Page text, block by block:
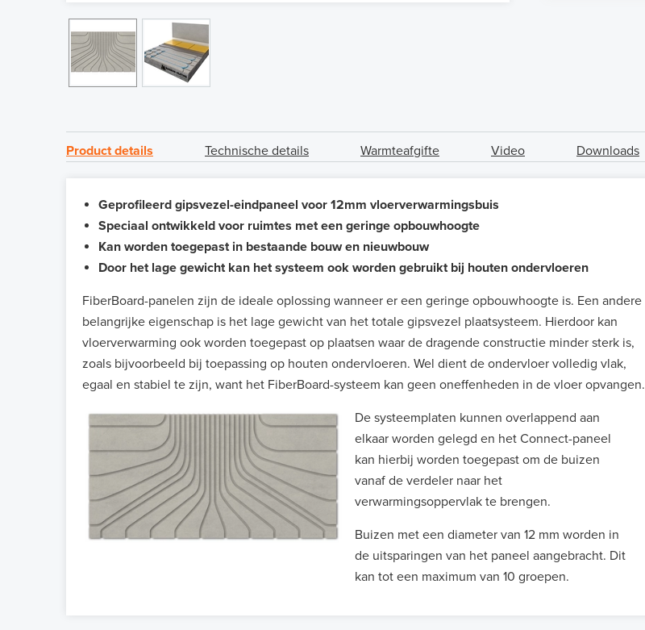
Product details Technische details Warmteafgifte Video Downloads
Geprofileerd gipsvezel-eindpaneel voor 12mm vloerverwarmingsbuis
Speciaal ontwikkeld voor ruimtes met een geringe opbouwhoogte
Kan worden toegepast in bestaande bouw en nieuwbouw
Door het lage gewicht kan het systeem ook worden gebruikt bij houten ondervloeren
FiberBoard-panelen zijn de ideale oplossing wanneer er een geringe opbouwhoogte is. Een andere
belangrijke eigenschap is het lage gewicht van het totale gipsvezel plaatsysteem. Hierdoor kan
vloerverwarming ook worden toegepast op plaatsen waar de dragende constructie minder sterk is,
zoals bijvoorbeeld bij toepassing op houten ondervloeren. Wel dient de ondervloer volledig vlak,
egaal en stabiel te zijn, want het FiberBoard-systeem kan geen oneffenheden in de vloer opvangen.
De systeemplaten kunnen overlappend aan
elkaar worden gelegd en het Connect-paneel
kan hierbij worden toegepast om de buizen
vanaf de verdeler naar het
verwarmingsoppervlak te brengen.
Buizen met een diameter van 12 mm worden in
de uitsparingen van het paneel aangebracht. Dit
kan tot een maximum van 10 groepen.